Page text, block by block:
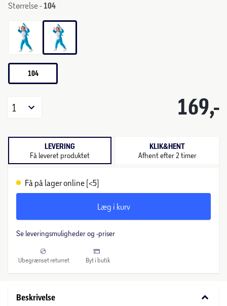
Størrelse - 104
104
169,-
1
LEVERING
Få leveret produktet
KLIK&HENT
Afhent efter 2 timer
Få på lager online (<5)
Læg i kurv
Se leveringsmuligheder og -priser
Ubegrænset returret Byt i butik
Beskrivelse keyboard_arrow_down